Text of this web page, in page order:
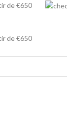
de €650
de €650